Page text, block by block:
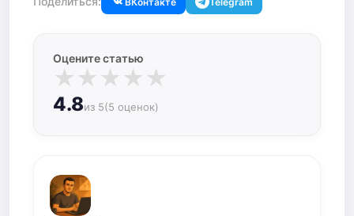
Оцените статью
★
★
★
★
★
4.8из 5(5 оценок)